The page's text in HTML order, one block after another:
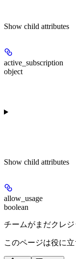
Show child attributes
active_subscription
object
Show child attributes
allow_usage
boolean
チームがまだクレジ
このページは役に